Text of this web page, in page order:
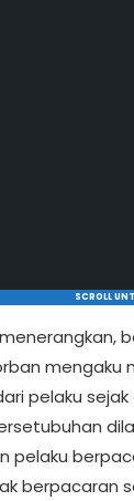
SCROLL
mengaku
pelaku
pelaku
berpacaran